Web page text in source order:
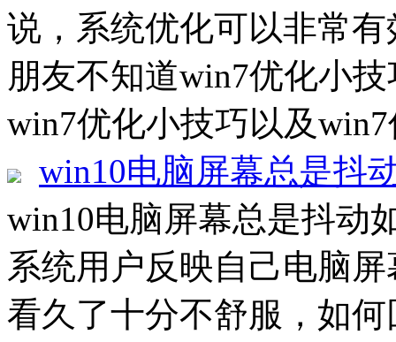
说，系统优化可以非常
朋友不知道win7优化小
win7优化小技巧以及
win10电脑屏幕总是抖
win10电脑屏幕总是抖动
系统用户反映自己电脑
看久了十分不舒服，如